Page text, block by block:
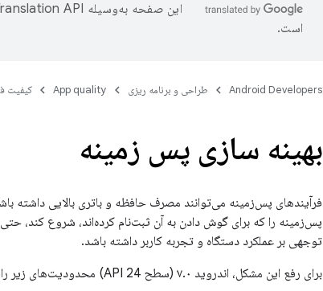
این صفحه به‌وسیله
است.
Android Developers طراحی و برنامه ریزی App quality کیفیت
بهینه سازی پس زمینه
فرآیندهای پس‌زمینه می‌توانند مصرف حافظه و باتری بالایی داشته
پس‌زمینه را که برای گوش دادن به آن ثبت‌نام کرده‌اند، شروع کند، حتی
توجهی بر عملکرد دستگاه و تجربه کاربر داشته باشد.
برای رفع این مشکل، اندروید ۷.۰ (سطح API 24) محدودیت‌های زیر را اعمال می‌کند: